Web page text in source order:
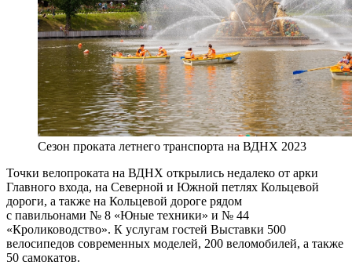
Сезон проката летнего транспорта на ВДНХ 2023
Точки велопроката на ВДНХ открылись недалеко от арки
Главного входа, на Северной и Южной петлях Кольцевой
дороги, а также на Кольцевой дороге рядом
с павильонами № 8 «Юные техники» и № 44
«Кролиководство». К услугам гостей Выставки 500
велосипедов современных моделей, 200 веломобилей, а также
50 самокатов.